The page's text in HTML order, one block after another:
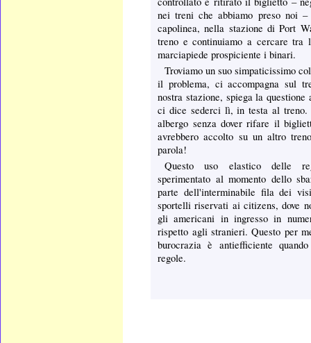
nei treni che abbiamo preso noi
capolinea, nella stazione di Port
treno e continuiamo a cercare tra
marciapiede prospiciente i binari.
Troviamo un suo simpaticissimo
il problema, ci accompagna sul
nostra stazione, spiega la questione
ci dice sederci lì, in testa al treno.
albergo senza dover rifare il
avrebbero accolto su un altro
parola!
Questo uso elastico delle
sperimentato al momento dello
parte dell'interminabile fila dei
sportelli riservati ai citizens, dove
gli americani in ingresso in
rispetto agli stranieri. Questo per
burocrazia è antiefficiente
regole.